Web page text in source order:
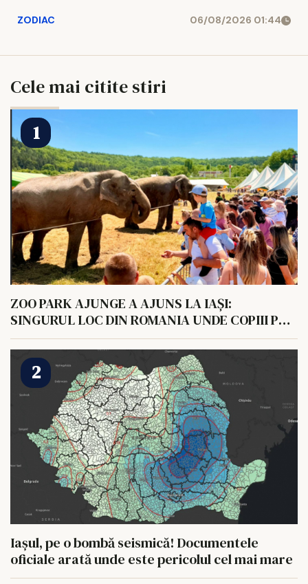
ZODIAC 06/08/2026 01:44
Cele mai citite stiri
ZOO PARK AJUNGE A AJUNS LA IAȘI:
SINGURUL LOC DIN ROMANIA UNDE COPIII POT
HRANI UN ELEFANT
Iașul, pe o bombă seismică! Documentele
oficiale arată unde este pericolul cel mai mare